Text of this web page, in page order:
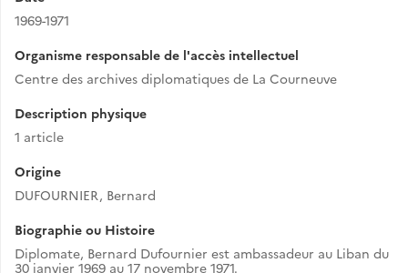
1969-1971
Organisme responsable de l'accès intellectuel
Centre des archives diplomatiques de La Courneuve
Description physique
1 article
Origine
DUFOURNIER, Bernard
Biographie ou Histoire
Diplomate, Bernard Dufournier est ambassadeur au Liban du
30 janvier 1969 au 17 novembre 1971.